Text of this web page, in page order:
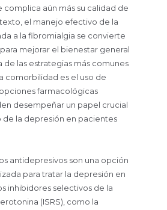
complica aún más su calidad de
el manejo efectivo de la
a la fibromialgia se convierte
mejorar el bienestar general
de las estrategias más comunes
comorbilidad es el uso de
farmacológicas
desempeñar un papel crucial
de la depresión en pacientes
antidepresivos son una opción
para tratar la depresión en
inhibidores selectivos de la
(ISRS), como la